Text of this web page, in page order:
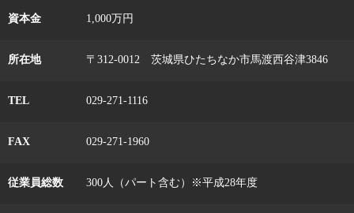
資本金 1,000万円
所在地 〒312-0012 茨城県ひたちなか市馬渡西谷津3846
TEL 029-271-1116
FAX 029-271-1960
従業員総数 300人（パート含む）※平成28年度